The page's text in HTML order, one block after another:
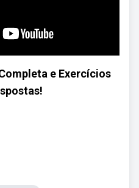
e Exercícios